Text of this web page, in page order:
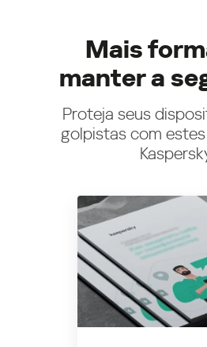
Mais
manter a
Proteja seus
golpistas com